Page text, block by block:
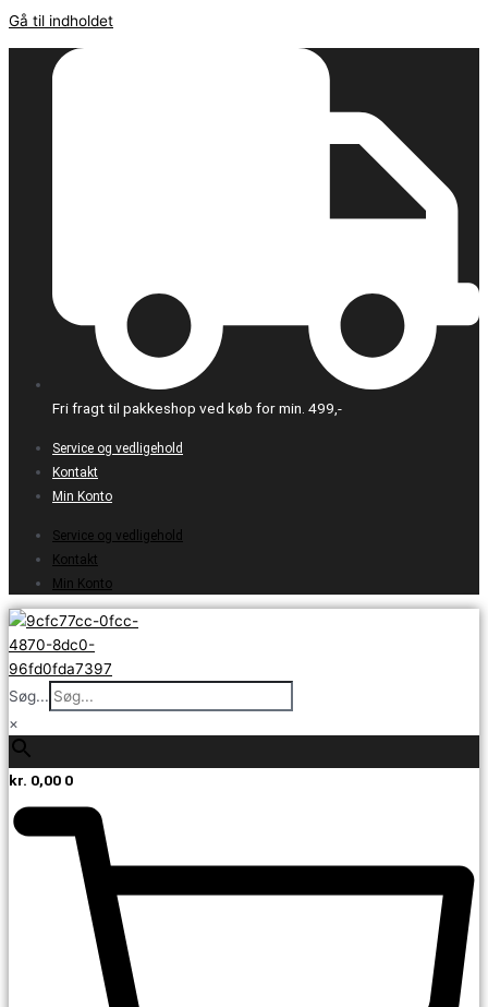
Gå til indholdet
Fri fragt til pakkeshop ved køb for min. 499,-
Service og vedligehold
Kontakt
Min Konto
Service og vedligehold
Kontakt
Min Konto
Søg...
×
kr. 0,00 0